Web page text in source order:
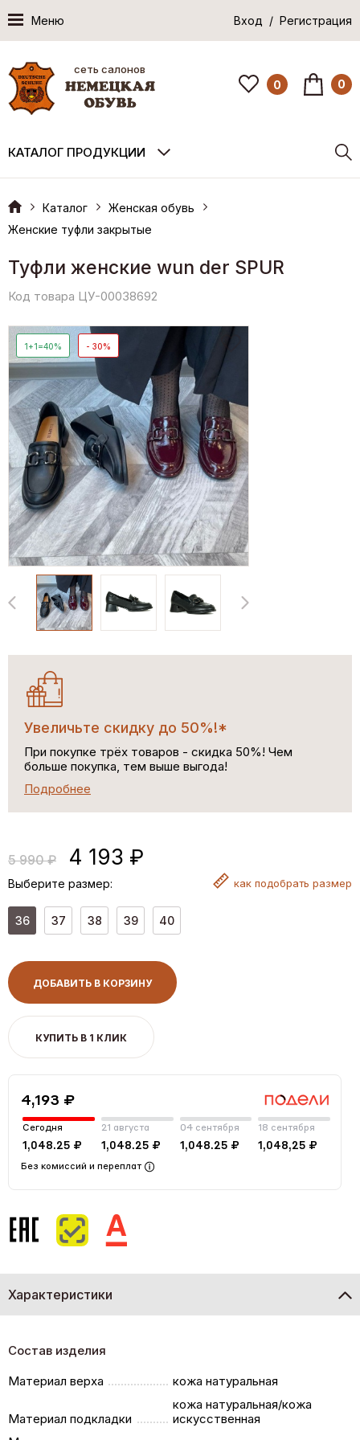
Меню Вход / Регистрация
сеть салонов
0 0
КАТАЛОГ ПРОДУКЦИИ
Каталог
Женская обувь
Женские туфли закрытые
Туфли женские wun der SPUR
Код товара ЦУ-00038692
1+1=40% - 30%
Увеличьте скидку до 50%!*
При покупке трёх товаров - скидка 50%! Чем
больше покупка, тем выше выгода!
Подробнее
5 990 ₽ 4 193 ₽
Выберите размер: как подобрать размер
36 37 38 39 40
ДОБАВИТЬ В КОРЗИНУ
КУПИТЬ В 1 КЛИК
4,193 ₽
Сегодня
1,048.25 ₽
21 августа
1,048.25 ₽
04 сентября
1,048.25 ₽
18 сентября
1,048,25 ₽
Без комиссий и переплат
Характеристики
Состав изделия
Материал верха
кожа натуральная
Материал подкладки
кожа натуральная/кожа
искусственная